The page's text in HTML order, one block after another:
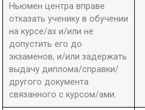
Ньюмен центра вправе
отказать ученику в обучении
на курсе/ах и/или не
допустить его до
экзаменов, и/или задержать
выдачу диплома/справки/
другого документа
связанного с курсом/ами.